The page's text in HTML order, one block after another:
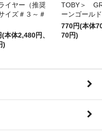
イヤー（推奨
イズ＃３～＃
本体2,480円、
)
TOBY＞
ーンゴールド
770円(本体
70円)